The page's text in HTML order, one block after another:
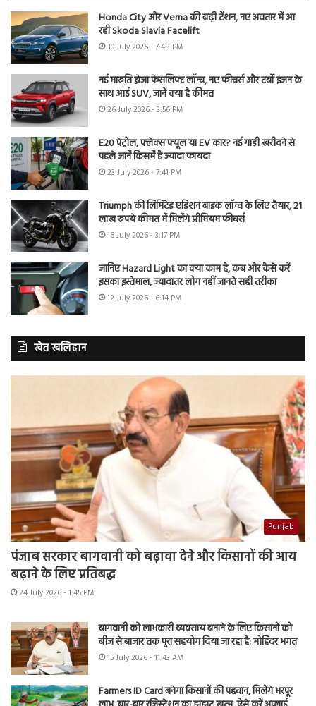
Honda City और Verna की बढ़ी टेंशन, नए अवतार में आ
रही Skoda Slavia Facelift
30 July 2026 - 7:48 PM
नई मारुति ब्रेजा फेसलिफ्ट लॉन्च, नए फीचर्स और टर्बो इंजन के
साथ आई SUV, जानें क्या है कीमत
26 July 2026 - 3:56 PM
E20 पेट्रोल, फ्लेक्स फ्यूल या EV कार? नई गाड़ी खरीदने से
पहले जानें किसमें है ज्यादा फायदा
23 July 2026 - 7:41 PM
Triumph की लिमिटेड एडिशन बाइक लॉन्च के लिए तैयार, 21
लाख रुपये कीमत में मिलेंगे प्रीमियम फीचर्स
16 July 2026 - 3:17 PM
जानिए Hazard Light का क्या काम है, कब और कैसे करें
इसका इस्तेमाल, ज्यादातर लोग नहीं जानते सही तरीका
12 July 2026 - 6:14 PM
खेत खलिहान
Punjab
पंजाब सरकार बागवानी को बढ़ावा देने और किसानों की आय
बढ़ाने के लिए प्रतिबद्ध
24 July 2026 - 1:45 PM
बागवानी को लाभकारी व्यवसाय बनाने के लिए किसानों को
बीज से बाजार तक पूरा सहयोग दिया जा रहा है: मोहिंदर भगत
15 July 2026 - 11:43 AM
Farmers ID Card बनेगा किसानों की पहचान, मिलेंगे भरपूर